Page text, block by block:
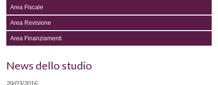
Area Fiscale
Area Revisione
Area Finanziamenti
News dello studio